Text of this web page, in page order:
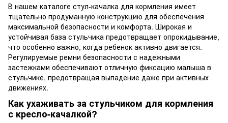
В нашем каталоге стул-качалка для кормления имеет
тщательно продуманную конструкцию для обеспечения
максимальной безопасности и комфорта. Широкая и
устойчивая база стульчика предотвращает опрокидывание,
что особенно важно, когда ребенок активно двигается.
Регулируемые ремни безопасности с надежными
застежками обеспечивают отличную фиксацию малыша в
стульчике, предотвращая выпадение даже при активных
движениях.
Как ухаживать за стульчиком для кормления
с кресло-качалкой?